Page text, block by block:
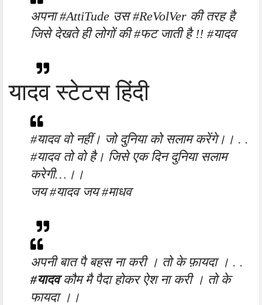
अपना #AttiTude उस #ReVolVer की तरह है
जिसे देखते ही लोगों की #फट जाती है !! #यादव
यादव स्टेटस हिंदी
#यादव वो नहीं। जो दुनिया को सलाम करेंगे।। . .
#यादव तो वो है। जिसे एक दिन दुनिया सलाम
करेगी…।।
जय #यादव जय #माधव
अपनी बात पै बहस ना करी । तो के फ़ायदा । . .
#यादवकौम मै पैदा होकर ऐश ना करी । तो के
फायदा ।।